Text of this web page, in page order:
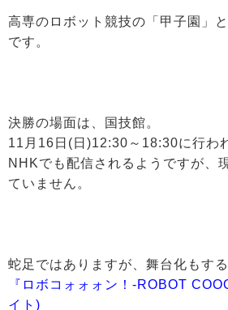
高専のロボット競技の「甲子園」
です。
決勝の場面は、国技館。
11月16日(日)12:30～18:30に行わ
NHKでも配信されるようですが、
ていません。
蛇足ではありますが、舞台化もする
『ロボコォォォン！-ROBOT
イト)